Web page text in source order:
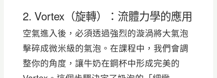
2. Vortex（旋轉）：流體力學的應用
空氣進入後，必須透過強烈的漩渦將大氣泡
擊碎成微米級的氣泡。在課程中，我們會調
整你的角度，讓牛奶在鋼杯中形成完美的